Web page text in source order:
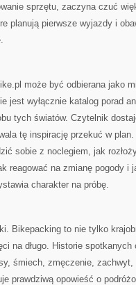
sprzętu, zaczyna czuć
planują pierwsze wyjazdy i
może być odbierana jako
jest wyłącznie katalog porad
tych światów. Czytelnik
tę inspirację przekuć w
sobie z noclegiem, jak
reagować na zmianę pogody i
charakter na próbę.
Bikepacking to nie tylko
na długo. Historie spotkanych
śmiech, zmęczenie,
prawdziwą opowieść o